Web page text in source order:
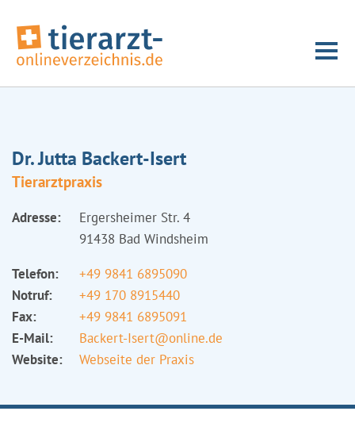
Dr. Jutta Backert-Isert
Tierarztpraxis
Adresse:
Ergersheimer Str. 4
91438 Bad Windsheim
Telefon:
+49 9841 6895090
Notruf:
+49 170 8915440
Fax:
+49 9841 6895091
E-Mail:
Backert-Isert@online.de
Website:
Webseite der Praxis